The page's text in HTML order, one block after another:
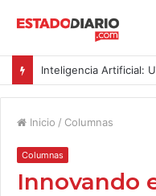
Inicio / Columnas
Columnas
Innovando